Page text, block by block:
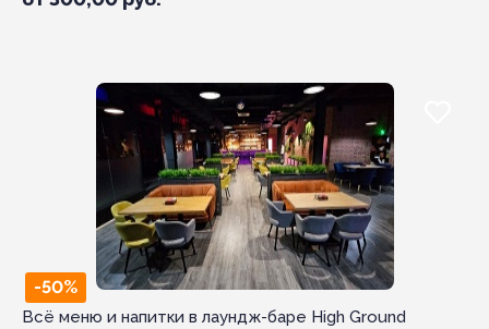
Всё меню и напитки в лаундж-баре High Ground
-50%